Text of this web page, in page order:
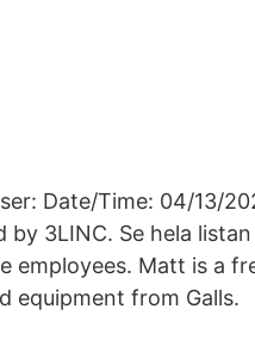
Date/Time: 04/13/
by 3LINC. Se hela
employees. Matt is a
equipment from Galls.